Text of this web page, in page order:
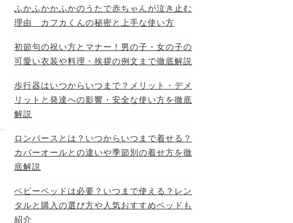
ふかふかかふかのうたで赤ちゃんが泣き止む
理由 カフカくんの秘密と上手な使い方
初節句の祝い方とマナー！男の子・女の子の
可愛い衣装や料理・挨拶の例文まで徹底解説
歩行器はいつからいつまで？メリット・デメ
リットと発達への影響・安全な使い方を徹底
解説
ロンパースとは？いつからいつまで着せる？
カバーオールとの違いや季節別の着せ方を徹
底解説
ベビーベッドは必要？いつまで使える？レン
タルと購入の選び方や人気おすすめベッドも
紹介